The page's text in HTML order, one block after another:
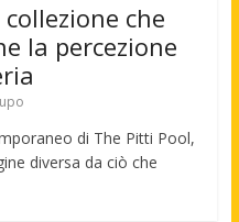
che
la percezione
di The Pitti Pool,
diversa da ciò che